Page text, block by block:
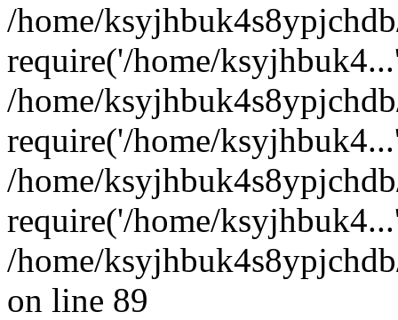
/home/
require('/home/
/home/
require('/home/
/home/
require('/home/
/home/
on line 89